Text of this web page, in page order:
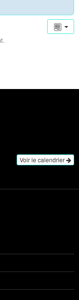
Voir le calendrier